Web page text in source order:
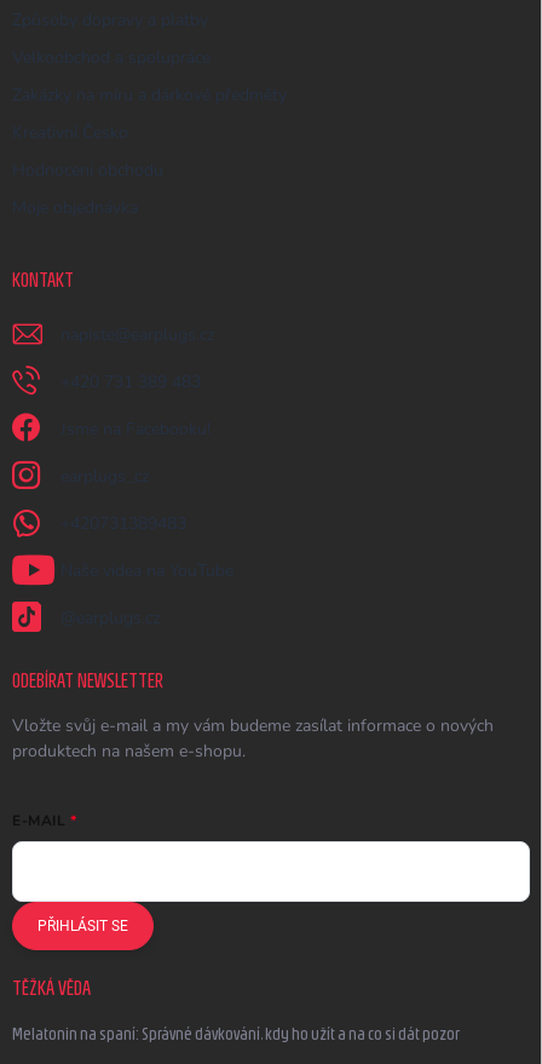
Způsoby dopravy a platby
Velkoobchod a spolupráce
Zakázky na míru a dárkové předměty
Kreativní Česko
Hodnocení obchodu
Moje objednávka
KONTAKT
napiste @ earplugs.cz
+420 731 389 483
Jsme na Facebooku!
earplugs_cz
+420731389483
Naše videa na YouTube
@earplugs.cz
ODEBÍRAT NEWSLETTER
Vložte svůj e-mail a my vám budeme zasílat informace o nových
produktech na našem e-shopu.
E-MAIL
PŘIHLÁSIT SE
TĚŽKÁ VĚDA
Melatonin na spaní: Správné dávkování, kdy ho užít a na co si dát pozor